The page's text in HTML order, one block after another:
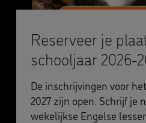
Reserveer je
schooljaar 2026-
De inschrijvingen voor
2027 zijn open. Schrijf je
wekelijkse Engelse